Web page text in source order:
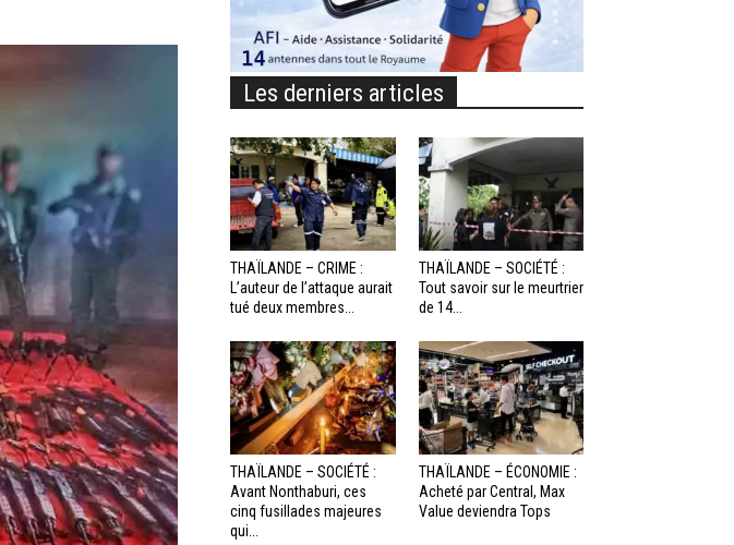
Les derniers articles
THAÏLANDE – CRIME :
L’auteur de l’attaque aurait
tué deux membres...
THAÏLANDE – SOCIÉTÉ :
Tout savoir sur le meurtrier
de 14...
THAÏLANDE – SOCIÉTÉ :
Avant Nonthaburi, ces
cinq fusillades majeures
qui...
THAÏLANDE – ÉCONOMIE :
Acheté par Central, Max
Value deviendra Tops